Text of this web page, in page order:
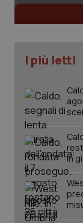
Rene &
Salute
Sangue
Tiroide
I più letti
in
Nome